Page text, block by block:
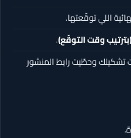
اللي توقّعتها.
وقت التوقّع).
وحطّيت رابط المنشور